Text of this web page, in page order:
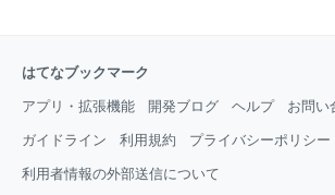
はてなブックマーク
アプリ・拡張機能 開発ブログ ヘルプ お問い
ガイドライン 利用規約 プライバシーポリシー
利用者情報の外部送信について